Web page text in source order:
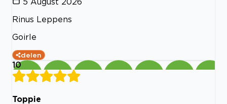
Rinus Leppens
Goirle
delen
10
Toppie